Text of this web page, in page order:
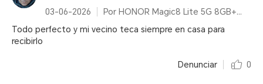
03-06-2026
Por HONOR Magic8 Lite 5G 8GB+256GB Midnight Black/ 7500mAh/ IP68/IP69K/ 6000nits/ 2.5m Resistencia a caídas certificada
Todo perfecto y mi vecino teca siempre en casa para
recibirlo
Denunciar 0